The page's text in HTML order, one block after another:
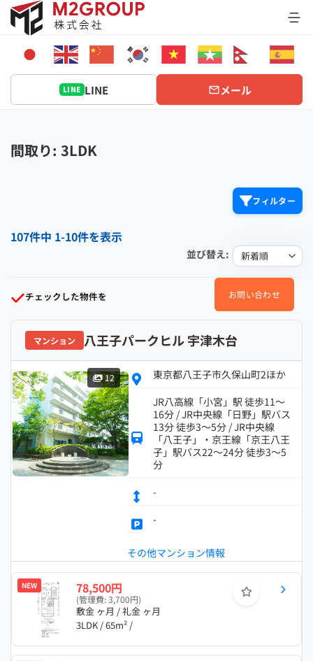
Bỏ
qua
dung
LINE LINE メール
間取り: 3LDK
フィルター
107件中 1-10件を表示
並び替え:
チェックした物件を お問い合わせ
マンション 八王子パークヒル 宇津木台
12
東京都八王子市久保山町2ほか
JR八高線「小宮」駅 徒歩11～
16分 / JR中央線「日野」駅バス
13分 徒歩3～5分 / JR中央線
「八王子」・京王線「京王八王
子」駅バス22～24分 徒歩3～5
分
-
-
その他マンション情報
NEW 78,500円
(管理費: 3,700円)
敷金 ヶ月 / 礼金 ヶ月
3LDK / 65m² /